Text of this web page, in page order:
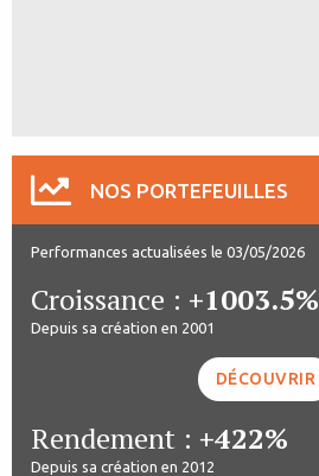
NOS PORTEFEUILLES
Performances actualisées le 03/05/2026
Croissance : +1003.5%
Depuis sa création en 2001
DÉCOUVRIR
Rendement : +422%
Depuis sa création en 2012